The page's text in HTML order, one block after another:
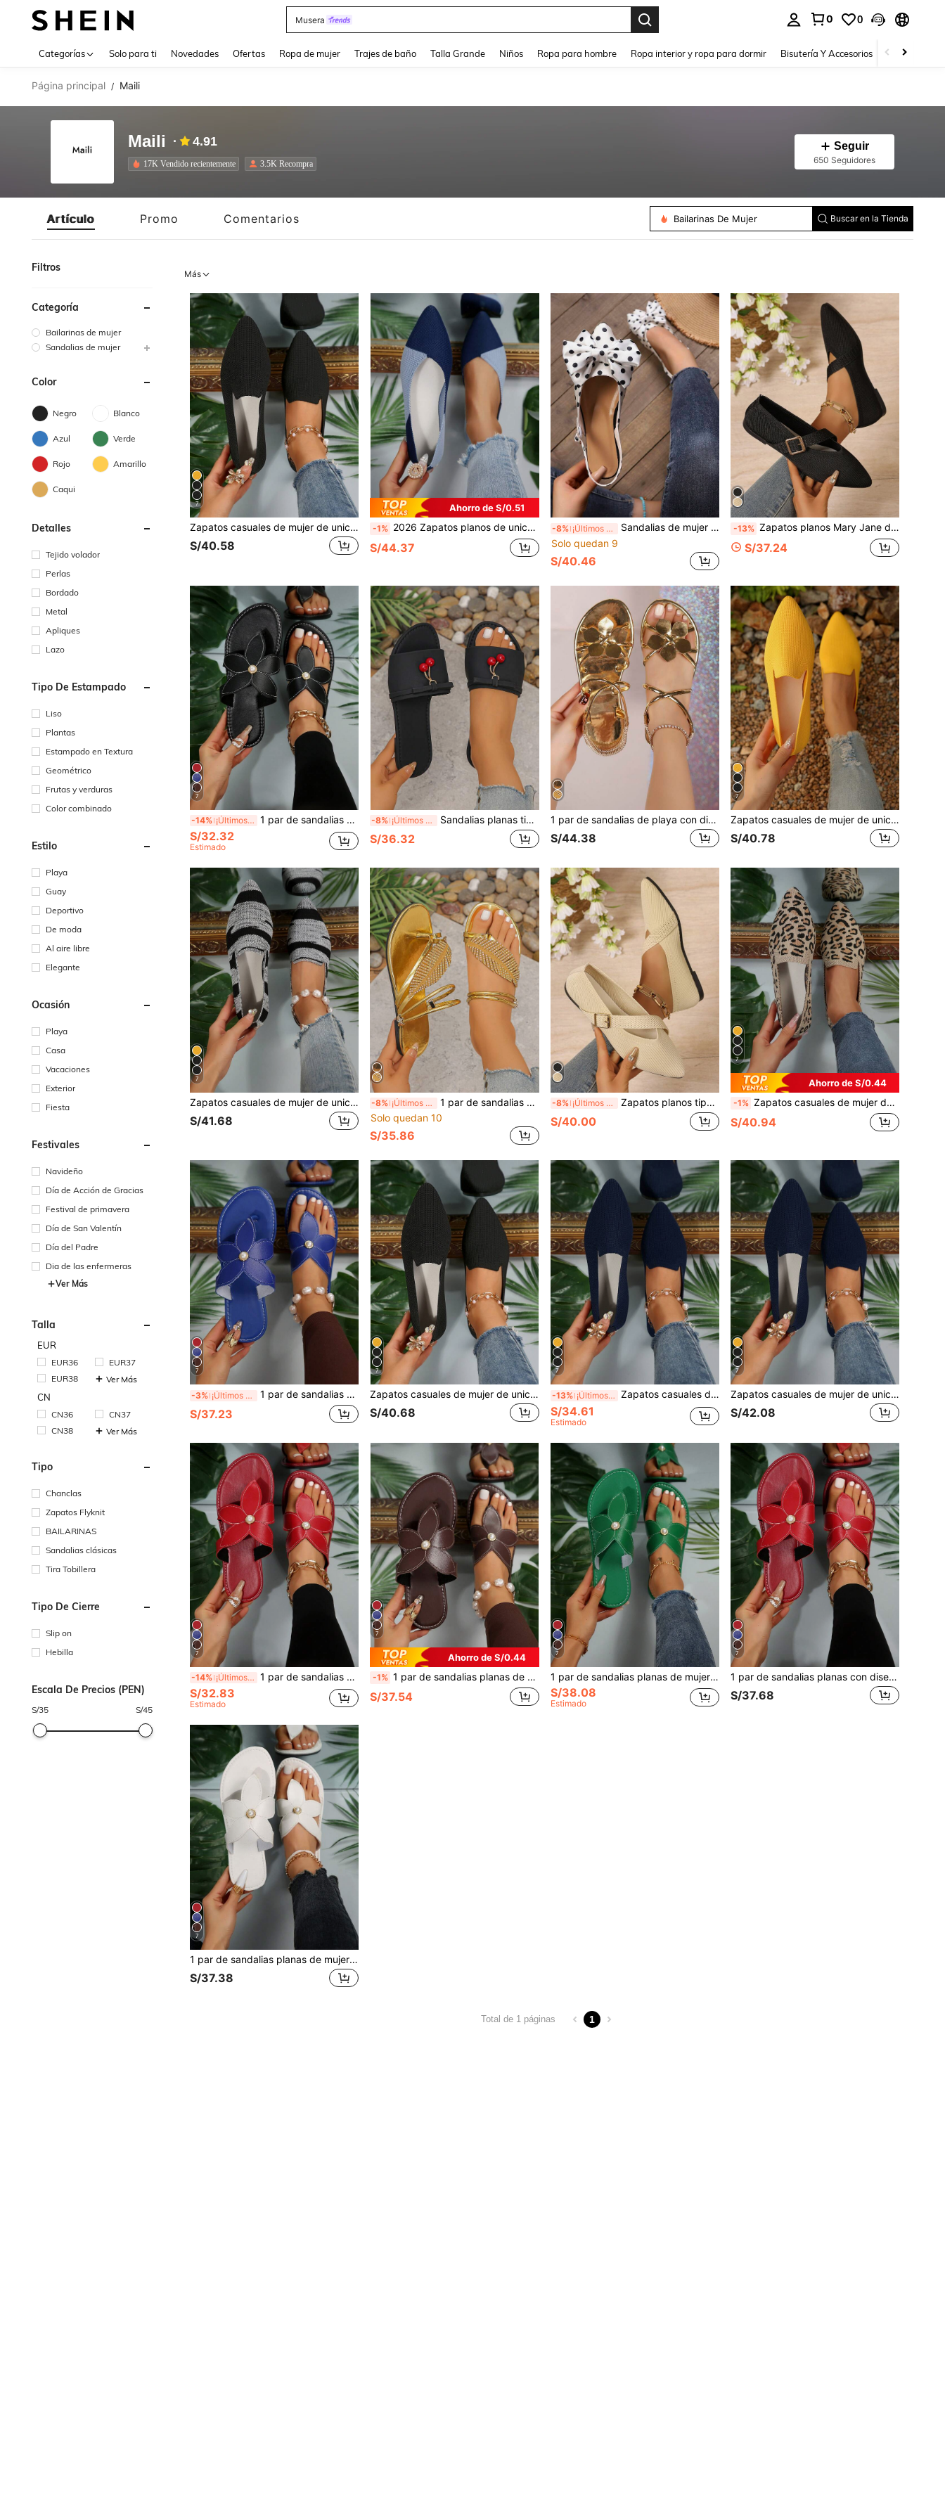
Dazy
0 0
Categorías Solo para ti Novedades Ofertas Ropa de mujer Trajes de baño Talla Grande Niños Ropa para hombre Ropa interior y ropa para dormir Bisutería Y Accesorios Zapatos
Página principal / Maili
Maili 4.91
17K Vendido recientemente 3.5K Recompra
Seguir
650 Seguidores
Artículo Promo Comentarios Bailarinas De Mujer Buscar en la Tienda
Filtros
Categoría
Bailarinas de mujer
Sandalias de mujer
Color
Negro Blanco
Azul Verde
Rojo Amarillo
Caqui
Detalles
Tejido volador
Perlas
Bordado
Metal
Apliques
Lazo
Tipo De Estampado
Liso
Plantas
Estampado en Textura
Geométrico
Frutas y verduras
Color combinado
Estilo
Playa
Guay
Deportivo
De moda
Al aire libre
Elegante
Ocasión
Playa
Casa
Vacaciones
Exterior
Fiesta
Festivales
Navideño
Día de Acción de Gracias
Festival de primavera
Día de San Valentín
Día del Padre
Dia de las enfermeras
Ver Más
Talla
EUR
EUR36
EUR37
EUR38
Ver Más
CN
CN36
CN37
CN38
Ver Más
Tipo
Chanclas
Zapatos Flyknit
BAILARINAS
Sandalias clásicas
Tira Tobillera
Tipo De Cierre
Slip on
Hebilla
Escala De Precios (PEN)
S/35 S/45
Más
7
Zapatos casuales de mujer de unicolor, livianos y transpirables. Bailarinas de mujer con estampado de leopardo en los dedos. Zapatos planos de moda para exteriores
S/40.58
Ahorro de S/0.51
-1% 2026 Zapatos planos de unicolor para mujer, suela tejida suave y transpirable, zapatos casuales ligeros y cómodos tipo bailarina
S/44.37
-8% ¡Últimos 2 días
Sandalias de mujer negras con lunares de satén, espalda abierta con decoración de lazo, elegantes tacones de aguja con punta fina, zapatos de verano para noche
Solo quedan 9
S/40.46
-13% Zapatos planos Mary Jane de mujer de punto con punta puntiaguda, zapatos casuales minimalistas con hebilla y sin cordones, zapatos de suela blanda y transpirable para uso diario y desplazamientos, zapatos ligeros y transpirables sin cordones para mujer
S/37.24
7
-14% ¡Últimos 2 días 1 par de sandalias planas con diseño floral estilo europeo y americano, sandalias abiertas, chanclas florales de verano para uso en exteriores
S/32.32
Estimado
-8% ¡Últimos 2 días Sandalias planas tipo slide para mujer, pantuflas slip-on de punta abierta con lazo decorativo, estilo romano tejido casual, adecuadas para primavera/verano, estampado de leopardo, combinan con vestidos, playa, apartamento, blanco
S/36.32
1 par de sandalias de playa con diseño de flor dorada, sandalias planas elásticas con decoración floral dorada casual y elegante - adecuadas para la playa, citas, reuniones, exteriores, imprescindibles para interiores y exteriores
S/44.38
7
Zapatos casuales de mujer de unicolor, livianos y transpirables. Bailarinas de mujer con estampado de leopardo en los dedos. Zapatos planos de moda para exteriores
S/40.78
7
Zapatos casuales de mujer de unicolor, livianos y transpirables. Bailarinas de mujer con estampado de leopardo en los dedos. Zapatos planos de moda para exteriores
S/41.68
-8% ¡Últimos 2 días
1 par de sandalias de playa con diseño floral dorado, sandalias planas elásticas casuales de moda sexy con decoración de flores doradas - Adecuadas para playa, citas, reuniones, exteriores - Esenciales para interiores y exteriores
Solo quedan 10
S/35.86
-8% ¡Últimos 2 días Zapatos planos tipo Mary Jane de punta fina tejidos elegantes para mujer, zapatos casuales minimalistas con hebilla deslizante, de suela blanda y transpirable para uso diario y de oficina, zapatos ligeros y cómodos para mujeres
S/40.00
7
Ahorro de S/0.44
-1% Zapatos casuales de mujer de unicolor, livianos y transpirables. Bailarinas de mujer con estampado de leopardo en los dedos. Zapatos planos de moda para exteriores
S/40.94
7
-3% ¡Últimos 2 días 1 par de sandalias planas con diseño floral para mujer - Sandalias de punta abierta tipo mula, Chanclas de verano para exteriores
S/37.23
7
Zapatos casuales de mujer de unicolor, livianos y transpirables. Bailarinas de mujer con estampado de leopardo en los dedos. Zapatos planos de moda para exteriores
S/40.68
7
-13% ¡Últimos 2 días Zapatos casuales de mujer de unicolor, livianos y transpirables. Bailarinas de mujer con estampado de leopardo en los dedos. Zapatos planos de moda para exteriores
S/34.61
Estimado
7
Zapatos casuales de mujer de unicolor, livianos y transpirables. Bailarinas de mujer con estampado de leopardo en los dedos. Zapatos planos de moda para exteriores
S/42.08
7
-14% ¡Últimos 2 días 1 par de sandalias planas de estilo europeo y americano con estampado floral, sandalias de verano con puntera abierta para uso exterior
S/32.83
Estimado
7
Ahorro de S/0.44
-1% 1 par de sandalias planas de mujer de estilo europeo y americano con estampado floral, sandalias de verano tipo chanclas con puntera abierta y diseño deslizante
S/37.54
7
1 par de sandalias planas de mujer con estampado floral, estilo europeo y americano, de punta abierta, para verano y uso en exteriores, tipo slip-on
S/38.08
Estimado
7
1 par de sandalias planas con diseño floral y tira entre los dedos para mujer, tipo chanclas abiertas de verano
S/37.68
7
1 par de sandalias planas de mujer con diseño floral y punta descubierta - Chanclas de verano tipo slip-on
S/37.38
Total de 1 páginas 1